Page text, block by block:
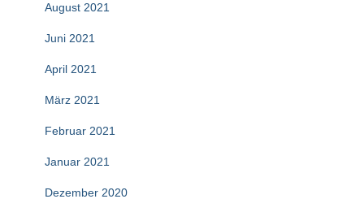
August 2021
Juni 2021
April 2021
März 2021
Februar 2021
Januar 2021
Dezember 2020